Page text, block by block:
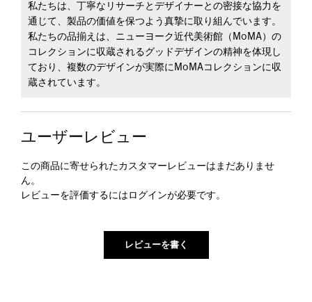
私たちは、丁寧なリサーチとデザイナーとの密接な協力を
通じて、製品の価値を保つよう真摯に取り組んでいます。
私たちの品揃えは、ニューヨーク近代美術館（MoMA）の
コレクションに収蔵されるグッドデザインの精神を体現し
ており、複数のデザインが実際にMoMAコレクションに収
蔵されています。
ユーザーレビュー
この商品に寄せられたカスタマーレビューはまだありませ
ん。
レビューを評価するには ログインが必要です。